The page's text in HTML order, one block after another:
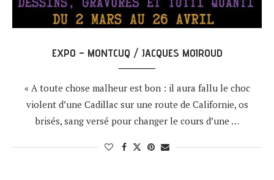
EXPO – MONTCUQ / JACQUES MOIROUD
« A toute chose malheur est bon : il aura fallu le choc
violent d’une Cadillac sur une route de Californie, os
brisés, sang versé pour changer le cours d’une …